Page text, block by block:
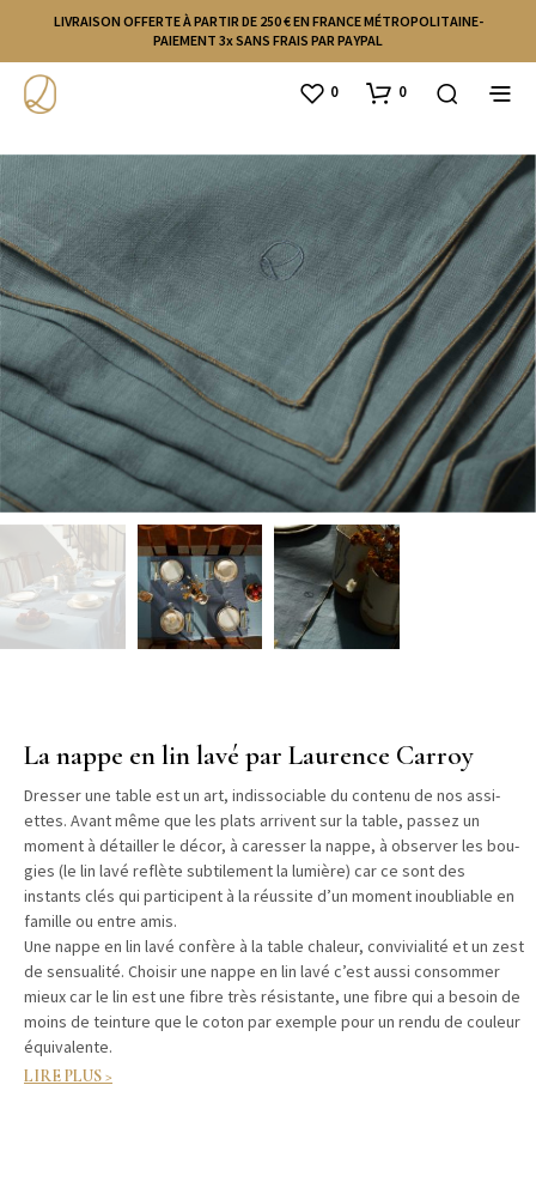
LIVRAISON OFFERTE À PARTIR DE 250 € EN FRANCE MÉTROPOLITAINE-
PAIEMENT 3x SANS FRAIS PAR PAYPAL
0 0
La nappe en lin lavé par Laurence Carroy
Dress­er une table est un art, indis­so­cia­ble du con­tenu de nos assi­
ettes. Avant même que les plats arrivent sur la table, passez un
moment à détailler le décor, à caress­er la nappe, à observ­er les bou­
gies (le lin lavé reflète sub­tile­ment la lumière) car ce sont des
instants clés qui par­ticipent à la réus­site d’un moment inou­bli­able en
famille ou entre amis.
Une nappe en lin lavé con­fère à la table chaleur, con­vivi­al­ité et un zest
de sen­su­al­ité. Choisir une nappe en lin lavé c’est aus­si con­som­mer
mieux car le lin est une fibre très résis­tante, une fibre qui a besoin de
moins de tein­ture que le coton par exem­ple pour un ren­du de couleur
équivalente.
LIRE PLUS >